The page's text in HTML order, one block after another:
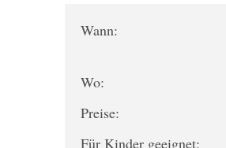
Wann:
Wo:
Preise:
Für Kinder geeignet: